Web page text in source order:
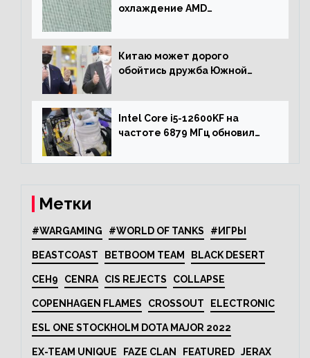
охлаждение AMD
процессора Ryzen 7000 до 5.5
ГГц
Китаю может дорого
обойтись дружба Южной
Intel Core i5-12600KF на
частоте 6879 МГц обновил
Метки
#WARGAMING #WORLD OF TANKS #ИГРЫ
BEASTCOAST BETBOOM TEAM BLACK DESERT
CEH9 CENRA CIS REJECTS COLLAPSE
COPENHAGEN FLAMES CROSSOUT ELECTRONIC
ESL ONE STOCKHOLM DOTA MAJOR 2022
EX-TEAM UNIQUE FAZE CLAN FEATURED JERAX